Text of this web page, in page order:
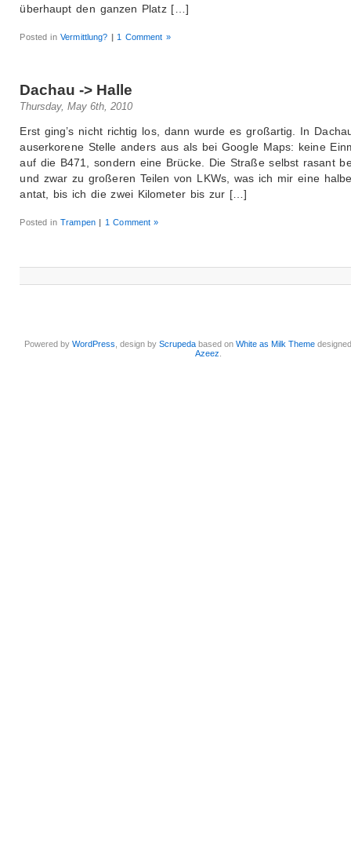
überhaupt den ganzen Platz […]
Posted inVermittlung? | 1 Comment »
Dachau -> Halle
Thursday, May 6th, 2010
Erst ging’s nicht richtig los, dann wurde es großartig. In
auserkorene Stelle anders aus als bei Google Maps: keine
auf die B471, sondern eine Brücke. Die Straße selbst rasant
und zwar zu großeren Teilen von LKWs, was ich mir eine
antat, bis ich die zwei Kilometer bis zur […]
Posted inTrampen | 1 Comment »
Powered byWordPress , design byScrupeda based onWhite as Milk Theme
Azeez